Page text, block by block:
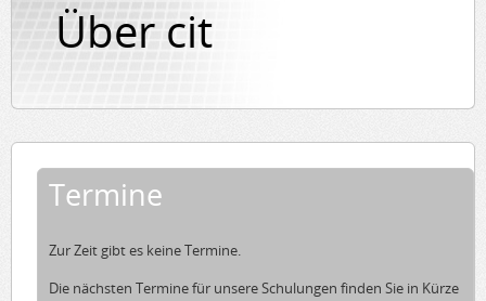
Über cit
Termine
Zur Zeit gibt es keine Termine.
Die nächsten Termine für unsere Schulungen finden Sie in Kürze